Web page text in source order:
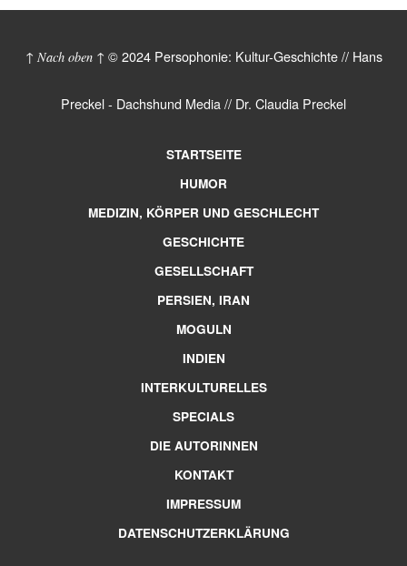
↑ Nach oben ↑ © 2024 Persophonie: Kultur-Geschichte // Hans
Preckel - Dachshund Media // Dr. Claudia Preckel
STARTSEITE
HUMOR
MEDIZIN, KÖRPER UND GESCHLECHT
GESCHICHTE
GESELLSCHAFT
PERSIEN, IRAN
MOGULN
INDIEN
INTERKULTURELLES
SPECIALS
DIE AUTORINNEN
KONTAKT
IMPRESSUM
DATENSCHUTZERKLÄRUNG